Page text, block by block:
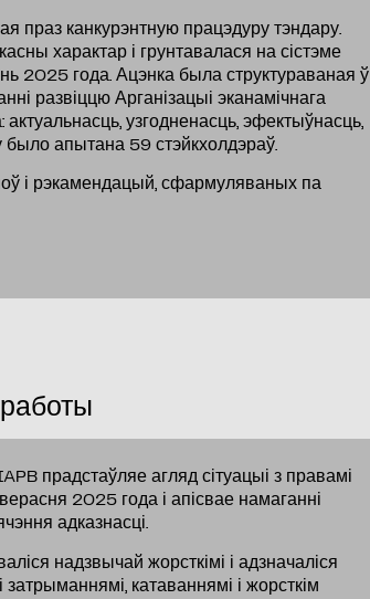
праз канкурэнтную працэдуру тэндару.
характар і грунтавалася на сістэме
2025 года. Ацэнка была структураваная ў
развіццю Арганізацыі эканамічнага
актуальнасць, узгодненасць, эфектыўнасць,
было апытана 59 стэйкхолдэраў.
і рэкамендацый, сфармуляваных па
прадстаўляе агляд сітуацыі з правамі
2025 года і апісвае намаганні
адказнасці.
надзвычай жорсткімі і адзначаліся
катаваннямі і жорсткім